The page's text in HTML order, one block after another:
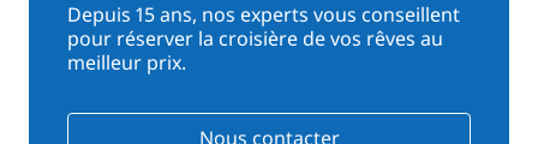
Depuis 15 ans, nos experts vous conseillent
pour réserver la croisière de vos rêves au
meilleur prix.
Nous contacter